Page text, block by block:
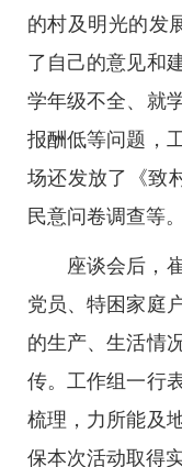
的村及明光的发
了自己的意见和
学年级不全、就
报酬低等问题，
场还发放了《致
民意问卷调查等。
座谈会后，
党员、特困家庭
的生产、生活情
传。工作组一行
梳理，力所能及
保本次活动取得